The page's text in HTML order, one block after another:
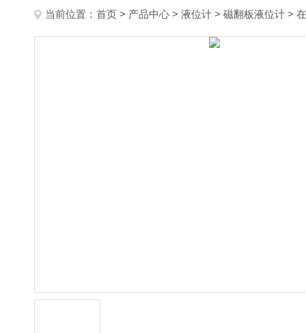
当前位置： 首页 > 产品中心 > 液位计 > 磁翻板液位计 >